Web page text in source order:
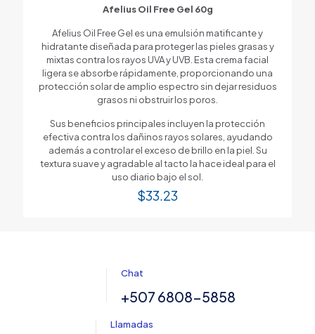
Afelius Oil Free Gel 60g
Afelius Oil Free Gel es una emulsión matificante y
hidratante diseñada para proteger las pieles grasas y
mixtas contra los rayos UVA y UVB. Esta crema facial
ligera se absorbe rápidamente, proporcionando una
protección solar de amplio espectro sin dejar residuos
grasos ni obstruir los poros.
Sus beneficios principales incluyen la protección
efectiva contra los dañinos rayos solares, ayudando
además a controlar el exceso de brillo en la piel. Su
textura suave y agradable al tacto la hace ideal para el
uso diario bajo el sol.
$33.23
Chat
+507 6808-5858
Llamadas